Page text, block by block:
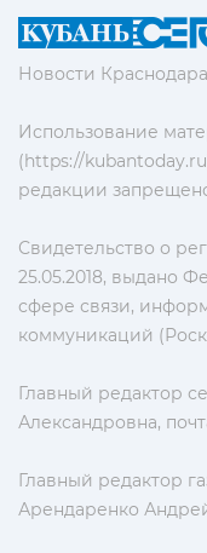
Новости
Использование
(https://
редакции
Свидетельство о
25.05.2018, выдано
сфере связи,
коммуникаций
Главный редактор
Александровна,
Главный редактор
Арендаренко